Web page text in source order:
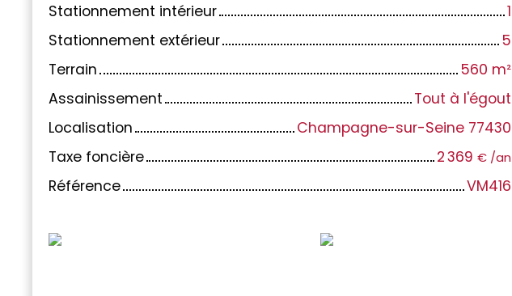
Stationnement intérieur
1
Stationnement extérieur
5
Terrain
560 m²
Assainissement
Tout à l'égout
Localisation
Champagne-sur-Seine 77430
Taxe foncière
2 369 € /an
Référence VM416